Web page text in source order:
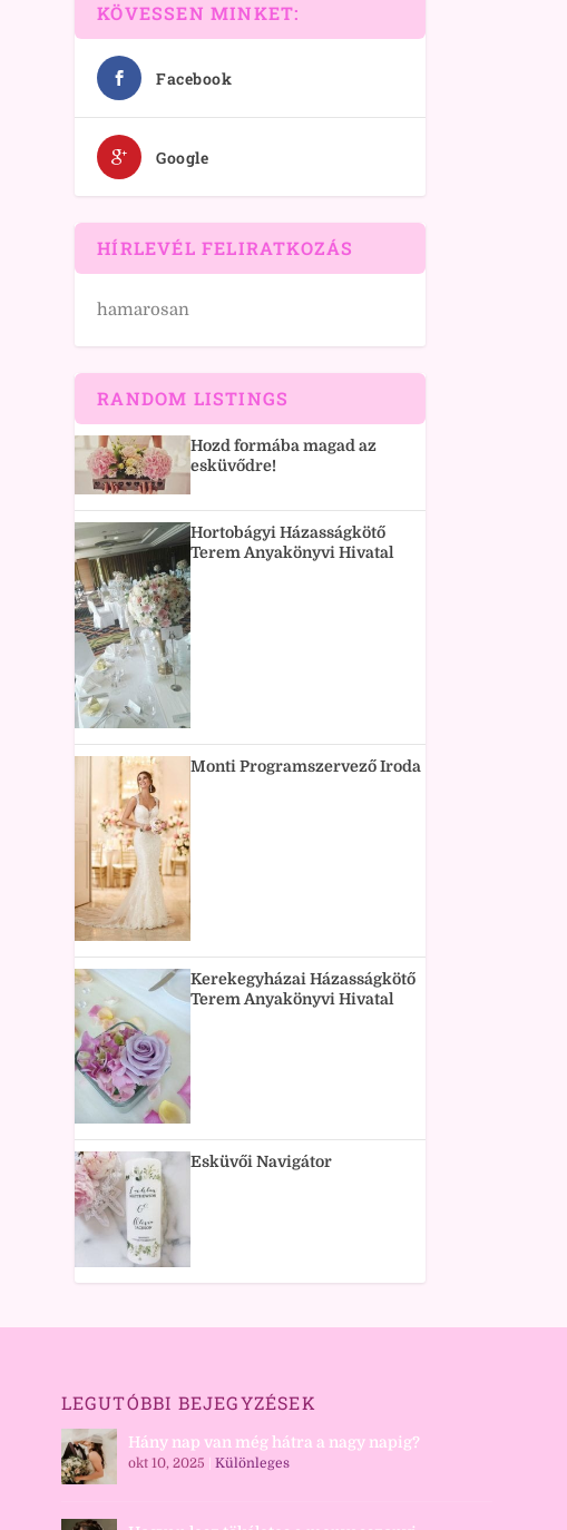
KÖVESSEN MINKET:
Facebook
Google
HÍRLEVÉL FELIRATKOZÁS
hamarosan
RANDOM LISTINGS
Hozd formába magad az
esküvődre!
Hortobágyi Házasságkötő
Terem Anyakönyvi Hivatal
Monti Programszervező Iroda
Kerekegyházai Házasságkötő
Terem Anyakönyvi Hivatal
Esküvői Navigátor
LEGUTÓBBI BEJEGYZÉSEK
Hány nap van még hátra a nagy napig?
okt 10, 2025 Különleges